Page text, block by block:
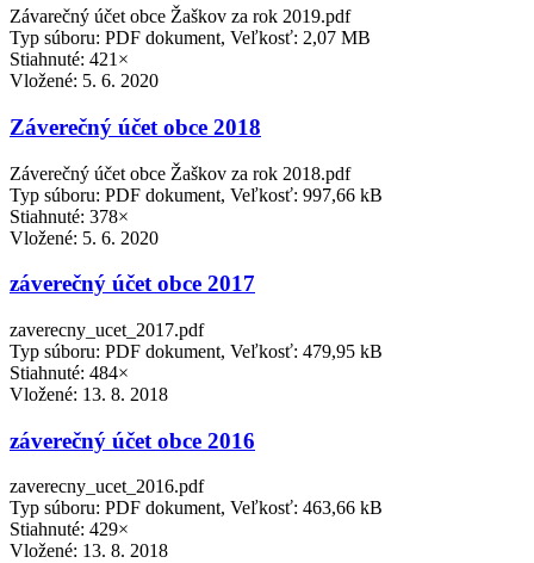
Závarečný účet obce Žaškov za rok 2019.pdf
Typ súboru: PDF dokument, Veľkosť: 2,07 MB
Stiahnuté: 421×
Vložené: 5. 6. 2020
Záverečný účet obce 2018
Záverečný účet obce Žaškov za rok 2018.pdf
Typ súboru: PDF dokument, Veľkosť: 997,66 kB
Stiahnuté: 378×
Vložené: 5. 6. 2020
záverečný účet obce 2017
zaverecny_ucet_2017.pdf
Typ súboru: PDF dokument, Veľkosť: 479,95 kB
Stiahnuté: 484×
Vložené: 13. 8. 2018
záverečný účet obce 2016
zaverecny_ucet_2016.pdf
Typ súboru: PDF dokument, Veľkosť: 463,66 kB
Stiahnuté: 429×
Vložené: 13. 8. 2018